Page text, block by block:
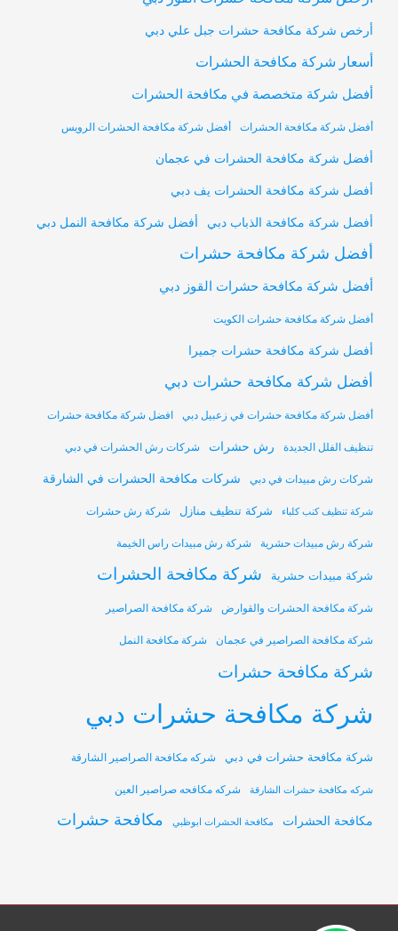
أرخص شركة مكافحة حشرات جبل علي دبي
أسعار شركة مكافحة الحشرات
أفضل شركة متخصصة في مكافحة الحشرات
أفضل شركة مكافحة الحشرات أفضل شركة مكافحة الحشرات الرويس
أفضل شركة مكافحة الحشرات في عجمان
أفضل شركة مكافحة الحشرات يف دبي
أفضل شركة مكافحة الذباب دبي أفضل شركة مكافحة النمل دبي
أفضل شركة مكافحة حشرات
أفضل شركة مكافحة حشرات القوز دبي
أفضل شركة مكافحة حشرات الكويت
أفضل شركة مكافحة حشرات جميرا
أفضل شركة مكافحة حشرات دبي
أفضل شركة مكافحة حشرات في زعبيل دبي افضل شركة مكافحة حشرات
تنظيف الفلل الجديدة رش حشرات شركات رش الحشرات في دبي
شركات رش مبيدات في دبي شركات مكافحة الحشرات في الشارقة
شركة تنظيف كنب كلباء شركة تنظيف منازل شركة رش حشرات
شركة رش مبيدات حشرية شركة رش مبيدات راس الخيمة
شركة مبيدات حشرية شركة مكافحة الحشرات
شركة مكافحة الحشرات والقوارض شركة مكافحة الصراصير
شركة مكافحة الصراصير في عجمان شركة مكافحة النمل
شركة مكافحة حشرات
شركة مكافحة حشرات دبي
شركة مكافحة حشرات في دبي شركه مكافحة الصراصير الشارقة
شركه مكافحة حشرات الشارقة شركه مكافحه صراصير العين
مكافحة الحشرات مكافحة الحشرات ابوظبي مكافحة حشرات